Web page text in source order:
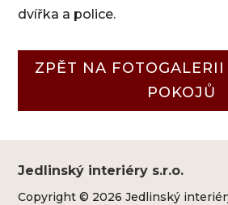
dvířka a police.
ZPĚT NA FOTOGALERII
POKOJŮ
Jedlinský interiéry s.r.o.
Copyright © 2026 Jedlinský